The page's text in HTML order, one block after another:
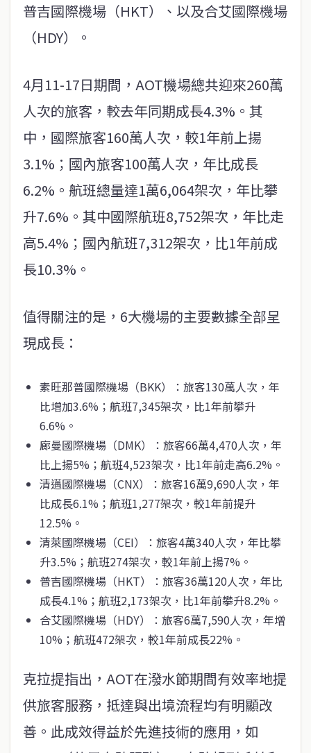
普吉國際機場（HKT）、以及合艾國際機場
（HDY）。
4月11-17日期間，AOT機場總共迎來260萬
人次的旅客，較去年同期成長4.3%。其
中，國際旅客160萬人次，較1年前上揚
3.1%；國內旅客100萬人次，年比成長
6.2%。航班總量達1萬6,064架次，年比攀
升7.6%。其中國際航班8,752架次，年比走
高5.4%；國內航班7,312架次，比1年前成
長10.3%。
值得關注的是，6大機場的主要數據全部呈
現成長：
素旺那普國際機場（BKK）：旅客130萬人次，年
比增加3.6%；航班7,345架次，比1年前攀升
6.6%。
廊曼國際機場（DMK）：旅客66萬4,470人次，年
比上揚5%；航班4,523架次，比1年前走高6.2%。
清邁國際機場（CNX）：旅客16萬9,690人次，年
比成長6.1%；航班1,277架次，較1年前提升
12.5%。
清萊國際機場（CEI）：旅客4萬340人次，年比攀
升3.5%；航班274架次，較1年前上揚7%。
普吉國際機場（HKT）：旅客36萬120人次，年比
成長4.1%；航班2,173架次，比1年前攀升8.2%。
合艾國際機場（HDY）：旅客6萬7,590人次，年增
10%；航班472架次，較1年前成長22%。
克拉提指出，AOT在潑水節期間有效率地提
供旅客服務，抵達與出境流程均有明顯改
善。此成效得益於先進技術的應用，如